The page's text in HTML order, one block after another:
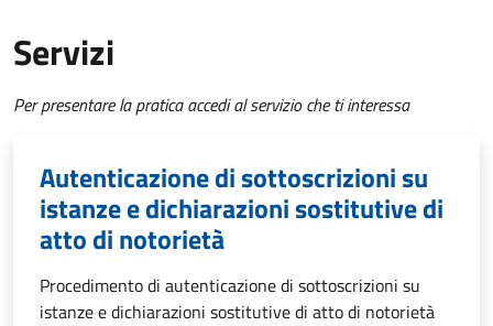
Servizi
Per presentare la pratica accedi al servizio che ti interessa
Autenticazione di sottoscrizioni su
istanze e dichiarazioni sostitutive di
atto di notorietà
Procedimento di autenticazione di sottoscrizioni su
istanze e dichiarazioni sostitutive di atto di notorietà